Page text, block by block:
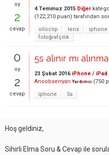
oy
2
cevap
4 Temmuz 2015 Diğer
(122,210 puan) tarafından
olloclip
lens iphone
fotoğrafçılık
0
oy
2
cevap
5s alınır mı
23 Şubat 2016 iPhone / iPad
Anoobserryan Yardımcı (750
iphone
5s
Hoş geldiniz,
Sihirli Elma Soru & Cevap ile